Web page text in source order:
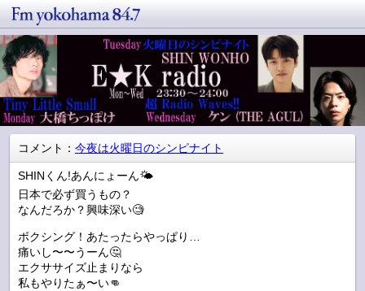
コメント： 今夜は火曜日のシンピナイト
SHINくん!あんにょーん🌤️
日本で必ず買うもの？
なんだろか？興味深い🧐
ボクシング！あたったらやっぱり…
痛いし〜〜うーん🤔
エクササイズ止まりなら
私もやりたぁ〜い👊